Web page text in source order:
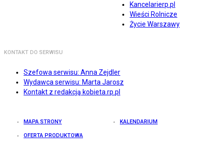
Kancelarierp.pl
Wieści Rolnicze
Życie Warszawy
KONTAKT DO SERWISU
Szefowa serwisu: Anna Zejdler
Wydawca serwisu: Marta Jarosz
Kontakt z redakcją kobieta.rp.pl
MAPA STRONY KALENDARIUM
OFERTA PRODUKTOWA